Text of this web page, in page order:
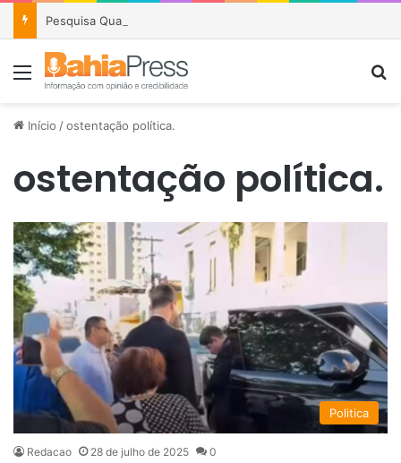
Menu
Início /ostentação política.
ostentação política.
Politica
Redacao 28 de julho de 2025 0